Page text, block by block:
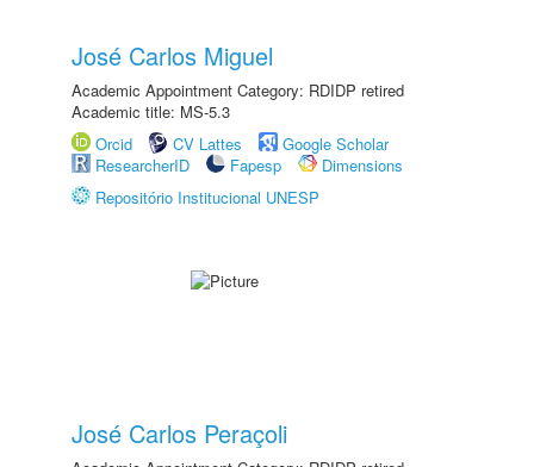
José Carlos Miguel
Academic Appointment Category: RDIDP retired
Academic title: MS-5.3
Orcid
CV Lattes
Google Scholar
ResearcherID
Fapesp
Dimensions
Repositório Institucional UNESP
José Carlos Peraçoli